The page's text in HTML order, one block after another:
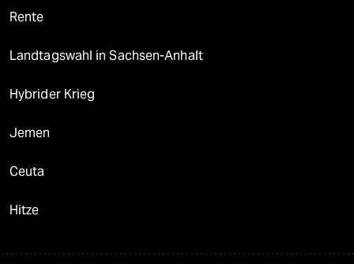
Rente
Landtagswahl in Sachsen-Anhalt
Hybrider Krieg
Jemen
Ceuta
Hitze